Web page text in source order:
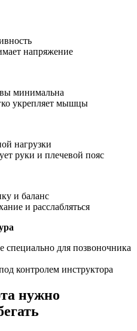
напряжение
минимальна
укрепляет мышцы
нагрузки
руки и плечевой пояс
и баланс
и расслабляться
для позвоночника
контролем инструктора
нужно